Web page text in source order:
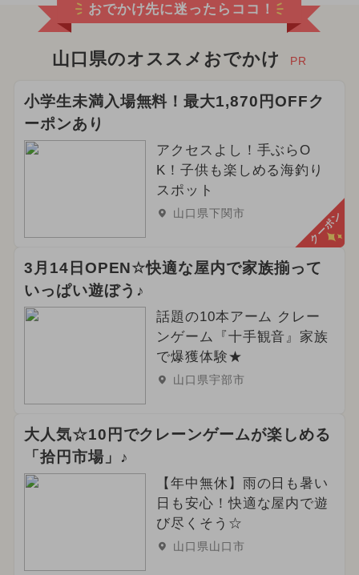
おでかけ先に迷ったらココ！
山口県のオススメおでかけ PR
小学生未満入場無料！最大1,870円OFFク
ーポンあり
アクセスよし！手ぶらO
K！子供も楽しめる海釣り
スポット
山口県下関市 クーポン
3月14日OPEN☆快適な屋内で家族揃って
いっぱい遊ぼう♪
話題の10本アーム クレー
ンゲーム『十手観音』家族
で爆獲体験★
山口県宇部市
大人気☆10円でクレーンゲームが楽しめる
「拾円市場」♪
【年中無休】雨の日も暑い
日も安心！快適な屋内で遊
び尽くそう☆
山口県山口市